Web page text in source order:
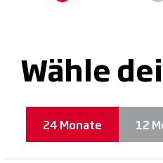
Wähle
24 Monate 12